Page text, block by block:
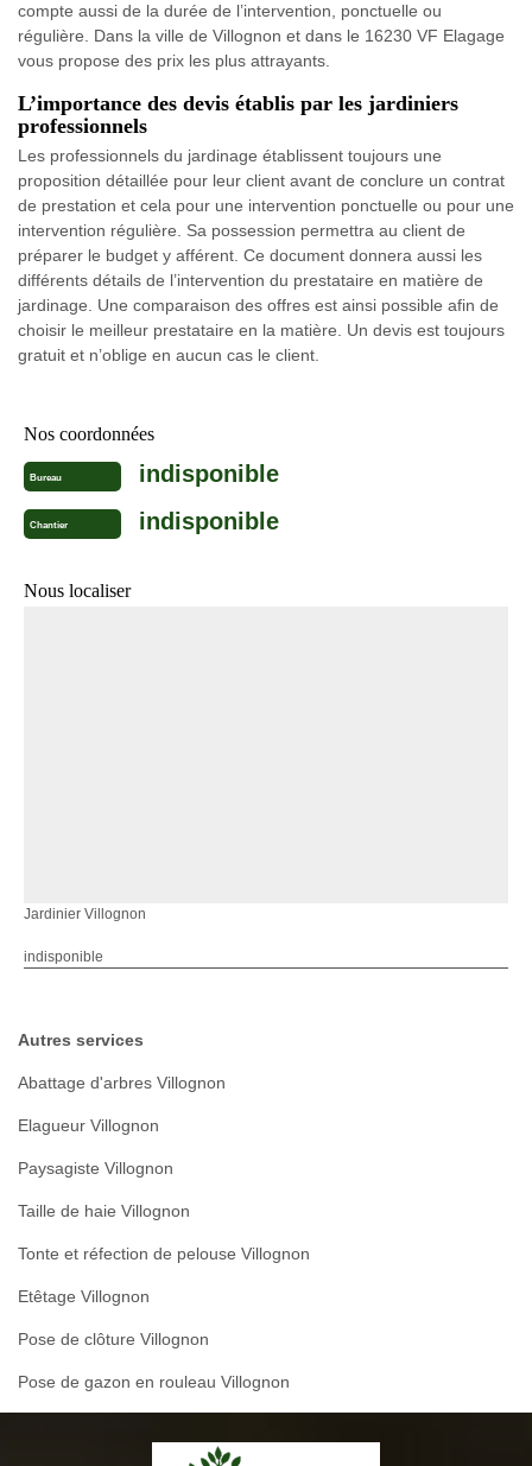
compte aussi de la durée de l’intervention, ponctuelle ou
régulière. Dans la ville de Villognon et dans le 16230 VF Elagage
vous propose des prix les plus attrayants.
L’importance des devis établis par les jardiniers
professionnels
Les professionnels du jardinage établissent toujours une
proposition détaillée pour leur client avant de conclure un contrat
de prestation et cela pour une intervention ponctuelle ou pour une
intervention régulière. Sa possession permettra au client de
préparer le budget y afférent. Ce document donnera aussi les
différents détails de l’intervention du prestataire en matière de
jardinage. Une comparaison des offres est ainsi possible afin de
choisir le meilleur prestataire en la matière. Un devis est toujours
gratuit et n’oblige en aucun cas le client.
Nos coordonnées
Bureau indisponible
Chantier indisponible
Nous localiser
Jardinier Villognon
indisponible
Autres services
Abattage d'arbres Villognon
Elagueur Villognon
Paysagiste Villognon
Taille de haie Villognon
Tonte et réfection de pelouse Villognon
Etêtage Villognon
Pose de clôture Villognon
Pose de gazon en rouleau Villognon